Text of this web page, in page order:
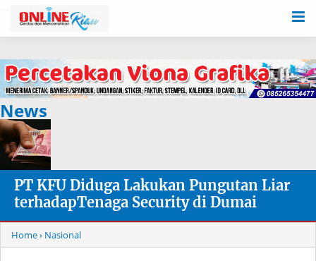
News
PT KFU Diduga Lakukan Pungutan Liar
terhadapTenaga Security di Dumai
Home› Nasional